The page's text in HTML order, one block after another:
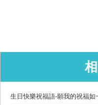
生日快樂祝福語-願我的祝福如